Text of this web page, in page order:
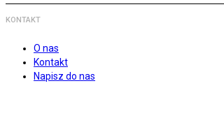
KONTAKT
O nas
Kontakt
Napisz do nas